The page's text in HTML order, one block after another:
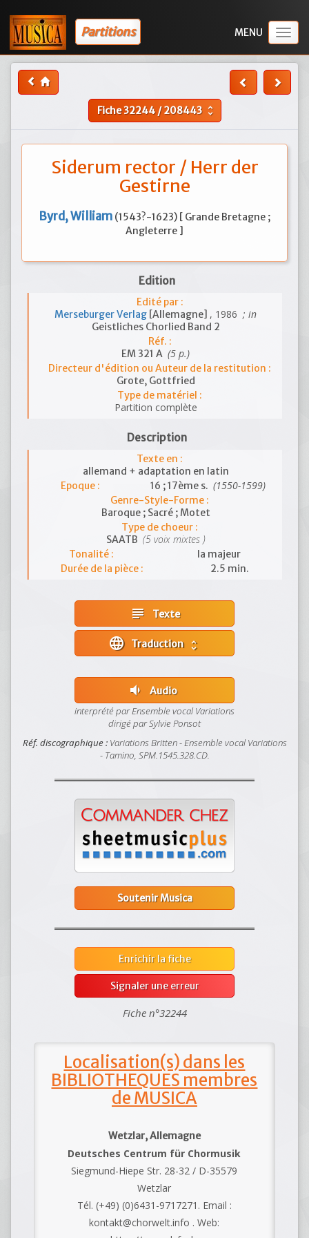
Partitions
Fiche32244/208443 unfold_more
Siderum rector / Herr der
Gestirne
Byrd, William (1543?-1623) [ Grande Bretagne ;
Angleterre ]
Edition
Edité par :
Merseburger Verlag [Allemagne] , 1986 ; in
Geistliches Chorlied Band 2
Réf. :
EM 321 A (5 p.)
Directeur d'édition ou Auteur de la restitution :
Grote, Gottfried
Type de matériel :
Partition complète
Description
Texte en :
allemand + adaptation en latin
Epoque :
16 ; 17ème s. (1550-1599)
Genre-Style-Forme :
Baroque ; Sacré ; Motet
Type de choeur :
SAATB (5 voix mixtes )
Tonalité :
la majeur
Durée de la pièce :
2.5 min.
subject Texte
language unfold_more
volume_down
Audio
interprété par Ensemble vocal Variations
dirigé par Sylvie Ponsot
Réf. discographique :Variations Britten - Ensemble vocal Variations
- Tamino, SPM.1545.328.CD.
Soutenir Musica
Enrichir la fiche
Signaler une erreur
Fiche n°32244
Localisation(s) dans les
BIBLIOTHEQUES membres
de MUSICA
Wetzlar, Allemagne
Deutsches Centrum für Chormusik
Siegmund-Hiepe Str. 28-32 / D-35579
Wetzlar
Tél. (+49) (0)6431-9717271. Email :
kontakt@chorwelt.info . Web: